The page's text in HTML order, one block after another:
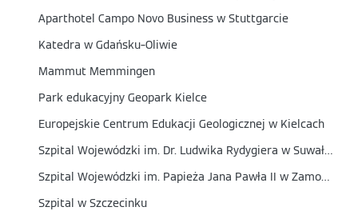
Aparthotel Campo Novo Business w Stuttgarcie
Katedra w Gdańsku–Oliwie
Mammut Memmingen
Park edukacyjny Geopark Kielce
Europejskie Centrum Edukacji Geologicznej w Kielcach
Szpital Wojewódzki im. Dr. Ludwika Rydygiera w Suwałkach
Szpital Wojewódzki im. Papieża Jana Pawła II w Zamościu
Szpital w Szczecinku